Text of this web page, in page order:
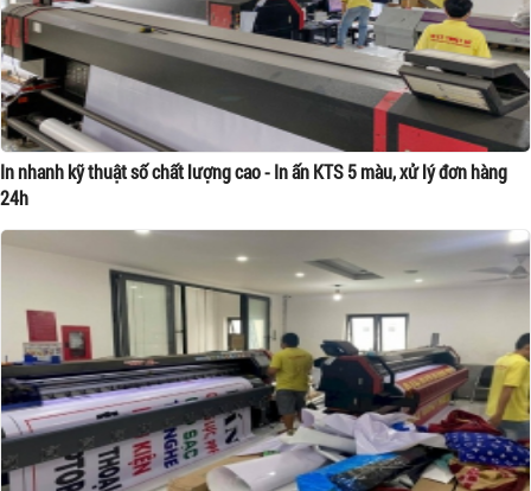
In nhanh kỹ thuật số chất lượng cao - In ấn KTS 5 màu, xử lý đơn hàng
24h